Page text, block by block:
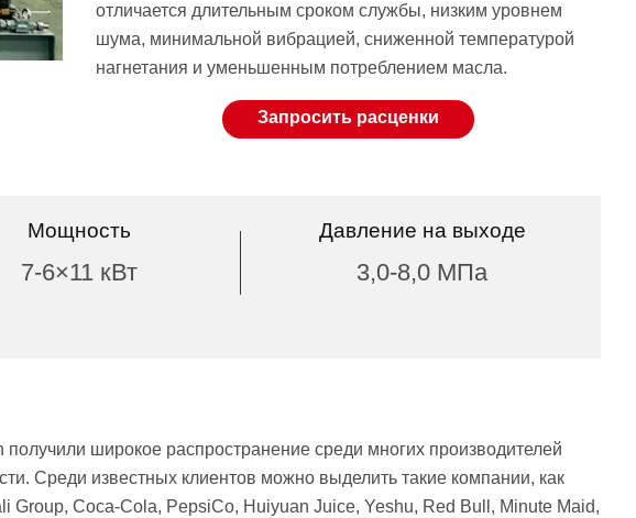
отличается длительным сроком службы, низким уровнем
шума, минимальной вибрацией, сниженной температурой
нагнетания и уменьшенным потреблением масла.
Запросить расценки
Мощность
7-6×11 кВт
Давление на выходе
3,0-8,0 МПа
широкое распространение среди многих производителей
Среди известных клиентов можно выделить такие компании, как
Group, Coca-Cola, PepsiCo, Huiyuan Juice, Yeshu, Red Bull, Minute Maid,